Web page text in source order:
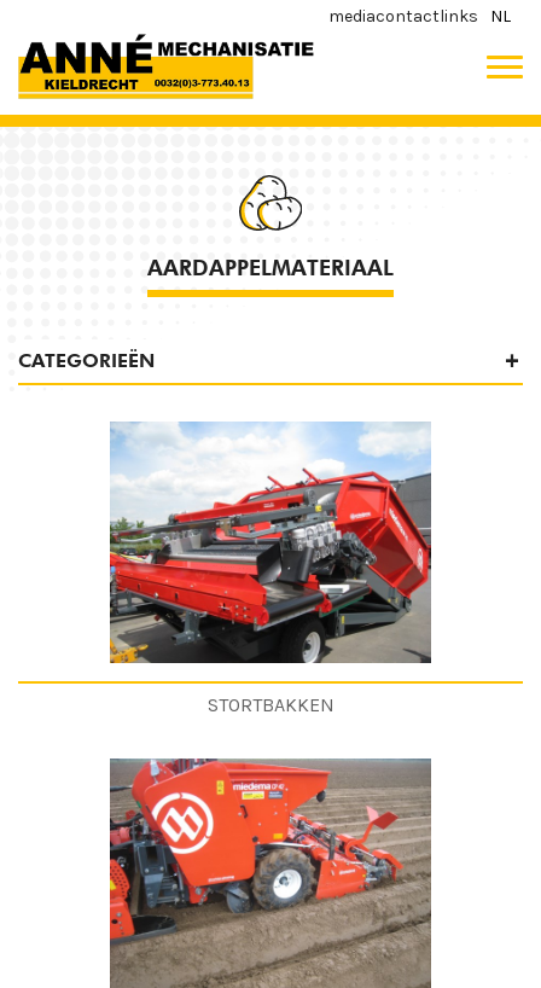
mediacontactlinks NL
AARDAPPELMATERIAAL
CATEGORIEËN
STORTBAKKEN